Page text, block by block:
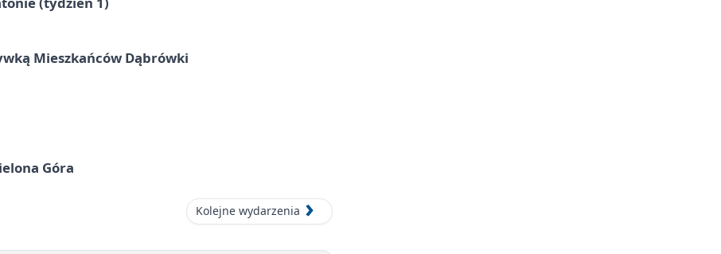
Mieszkańców Dąbrówki
Góra
Kolejne wydarzenia